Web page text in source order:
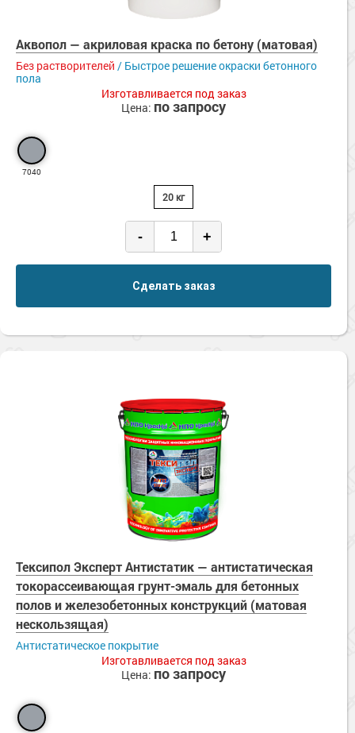
Аквопол — акриловая краска по бетону (матовая)
Без растворителей / Быстрое решение окраски бетонного
пола
Изготавливается под заказ
Цена: по запросу
7040
20 кг
- +
Сделать заказ
Тексипол Эксперт Антистатик — антистатическая
токорассеивающая грунт-эмаль для бетонных
полов и железобетонных конструкций (матовая
нескользящая)
Антистатическое покрытие
Изготавливается под заказ
Цена: по запросу